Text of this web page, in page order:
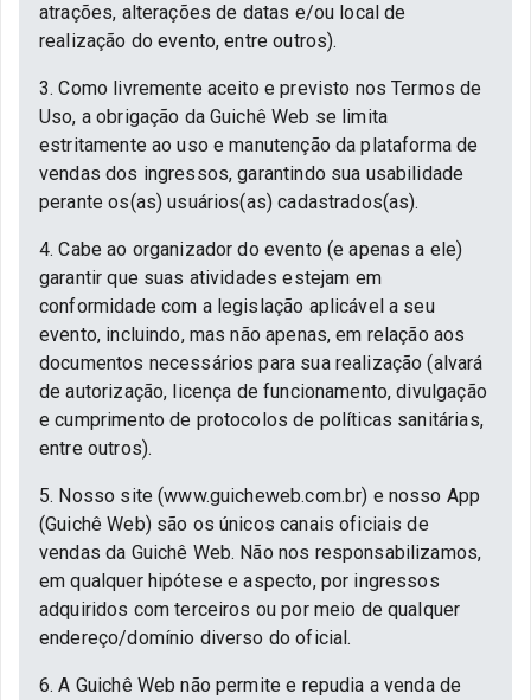
atrações, alterações de datas e/ou local de
realização do evento, entre outros).
3. Como livremente aceito e previsto nos Termos de
Uso, a obrigação da Guichê Web se limita
estritamente ao uso e manutenção da plataforma de
vendas dos ingressos, garantindo sua usabilidade
perante os(as) usuários(as) cadastrados(as).
4. Cabe ao organizador do evento (e apenas a ele)
garantir que suas atividades estejam em
conformidade com a legislação aplicável a seu
evento, incluindo, mas não apenas, em relação aos
documentos necessários para sua realização (alvará
de autorização, licença de funcionamento, divulgação
e cumprimento de protocolos de políticas sanitárias,
entre outros).
5. Nosso site (www.guicheweb.com.br) e nosso App
(Guichê Web) são os únicos canais oficiais de
vendas da Guichê Web. Não nos responsabilizamos,
em qualquer hipótese e aspecto, por ingressos
adquiridos com terceiros ou por meio de qualquer
endereço/domínio diverso do oficial.
6. A Guichê Web não permite e repudia a venda de